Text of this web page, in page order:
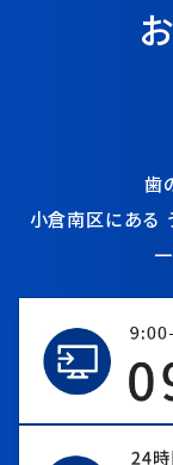
歯
小倉南区にある